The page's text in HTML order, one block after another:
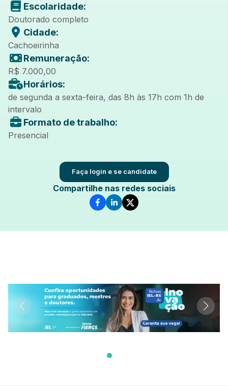
Escolaridade:
Doutorado completo
Cidade:
Cachoeirinha
Remuneração:
R$ 7.000,00
Horários:
de segunda a sexta-feira, das 8h às 17h com 1h de
intervalo
Formato de trabalho:
Presencial
Faça login e se candidate
Compartilhe nas redes sociais